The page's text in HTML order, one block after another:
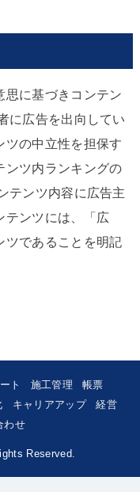
思に基づきコンテン
に広告を出向してい
ツの中立性を担保す
ンツ内ランキングの
テンツ内容に広告主
テンツには、「広
ツであることを明記
ト 施工管理
帳票
キャリアアップ
経営
わせ
Reserved.